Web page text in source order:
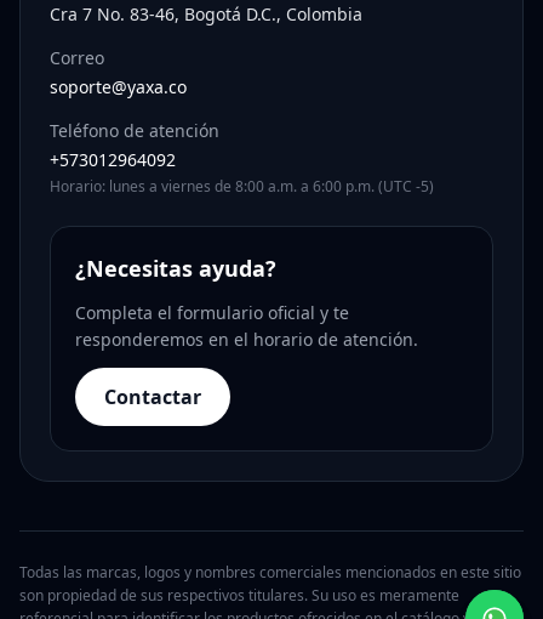
Cra 7 No. 83-46, Bogotá D.C., Colombia
Correo
soporte@yaxa.co
Teléfono de atención
+573012964092
Horario: lunes a viernes de 8:00 a.m. a 6:00 p.m. (UTC -5)
¿Necesitas ayuda?
Completa el formulario oficial y te
responderemos en el horario de atención.
Contactar
Todas las marcas, logos y nombres comerciales mencionados en este sitio
son propiedad de sus respectivos titulares. Su uso es meramente